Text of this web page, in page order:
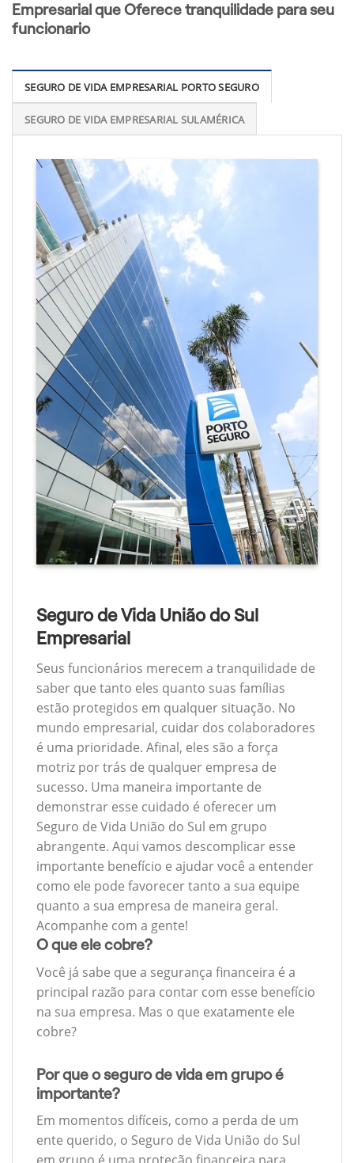
Empresarial que Oferece tranquilidade para seu
funcionario
SEGURO DE VIDA EMPRESARIAL PORTO SEGURO
SEGURO DE VIDA EMPRESARIAL SULAMÉRICA
Seguro de Vida União do Sul
Empresarial
Seus funcionários merecem a tranquilidade de
saber que tanto eles quanto suas famílias
estão protegidos em qualquer situação. No
mundo empresarial, cuidar dos colaboradores
é uma prioridade. Afinal, eles são a força
motriz por trás de qualquer empresa de
sucesso. Uma maneira importante de
demonstrar esse cuidado é oferecer um
Seguro de Vida União do Sul em grupo
abrangente. Aqui vamos descomplicar esse
importante benefício e ajudar você a entender
como ele pode favorecer tanto a sua equipe
quanto a sua empresa de maneira geral.
Acompanhe com a gente!
O que ele cobre?
Você já sabe que a segurança financeira é a
principal razão para contar com esse benefício
na sua empresa. Mas o que exatamente ele
cobre?
Por que o seguro de vida em grupo é
importante?
Em momentos difíceis, como a perda de um
ente querido, o Seguro de Vida União do Sul